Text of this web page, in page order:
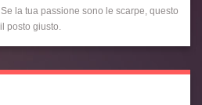
la tua passione sono le scarpe, questo
posto giusto.